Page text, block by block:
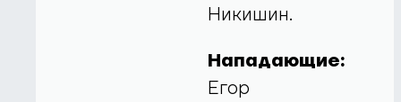
Никишин.
Нападающие:
Егор